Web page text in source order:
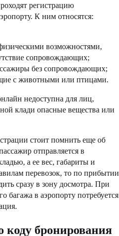
регистрацию
К ним относятся:
возможностями,
сопровождающих;
без сопровождающих;
с животными или птицами.
недоступна для лиц,
клади опасные вещества или
стоит помнить еще об
отправляется в
а ее вес, габариты и
перевозок, то по прибытии
сразу в зону досмотра. При
багажа в аэропорту потребуется
коду бронирования